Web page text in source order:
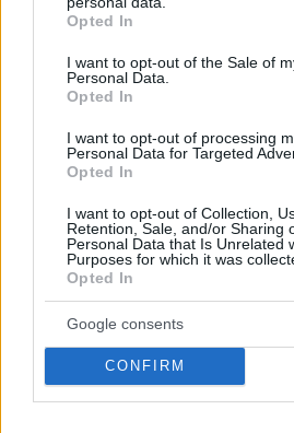
grant or deny consent to Google and
use your data for below specified
consent section.
Opted In
I want to opt-out of the Sale of
Personal Data.
Opted In
I want to opt-out of processing
Personal Data for Targeted
Opted In
I want to opt-out of Collection,
Retention, Sale, and/or Sharing
Personal Data that Is Unrelated
Purposes for which it was
Opted In
Google consents
CONFIRM
ΑΠΑΝΤΗΣΗ
Εγώ πάλι
21.05.2026, 10:31
κάνει όλες τις δουλειές του
αργούν;😂
ΑΠΑΝΤΗΣΗ
21.05.2026, 10:50
Έχει ήδη ετοιμάσει η
μόνο 30000 χιλιαρικάκια η